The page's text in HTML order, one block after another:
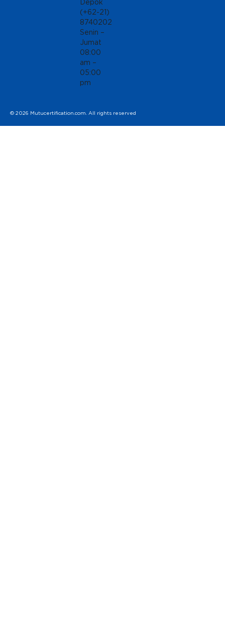
Depok
(+62-21)
8740202
Senin –
Jumat
08:00
am –
05:00
pm
© 2026 Mutucertification.com. All rights reserved